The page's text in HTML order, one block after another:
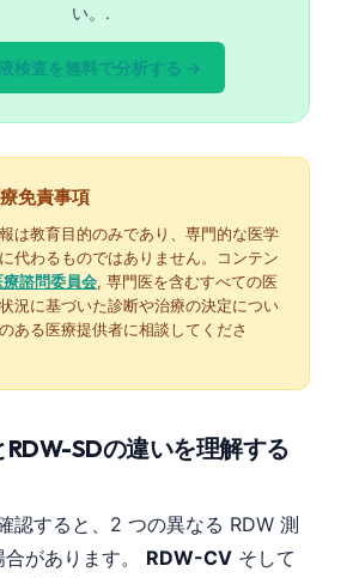
い。.
検査を無料で分析する →
免責事項
は教育目的のみであり、専門的な医学
代わるものではありません。コンテン
療諮問委員会, 専門医を含むすべての医
況に基づいた診断や治療の決定につい
ある医療提供者に相談してくださ
RDW-SDの違いを理解する
認すると、2 つの異なる RDW 測
があります。 RDW-CV そして